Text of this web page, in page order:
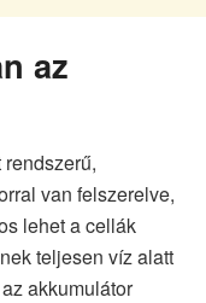
az
van felszerelve,
lehet a cellák
teljesen víz alatt
akkumulátor